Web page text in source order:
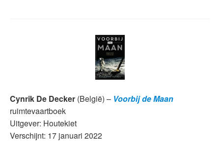
Cynrik De Decker (België) – Voorbij de Maan
ruimtevaartboek
Uitgever: Houtekiet
Verschijnt: 17 januari 2022